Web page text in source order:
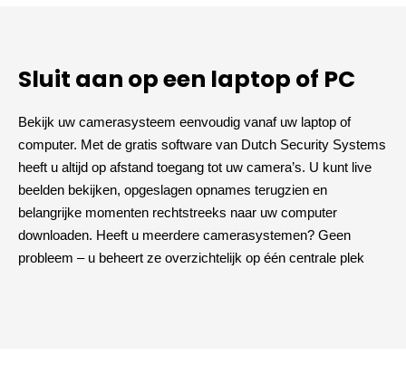
Sluit aan op een laptop of PC
Bekijk uw camerasysteem eenvoudig vanaf uw laptop of
computer. Met de gratis software van Dutch Security Systems
heeft u altijd op afstand toegang tot uw camera’s. U kunt live
beelden bekijken, opgeslagen opnames terugzien en
belangrijke momenten rechtstreeks naar uw computer
downloaden. Heeft u meerdere camerasystemen? Geen
probleem – u beheert ze overzichtelijk op één centrale plek